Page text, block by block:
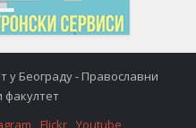
у Београду - Православни
факултет
Flickr Youtube